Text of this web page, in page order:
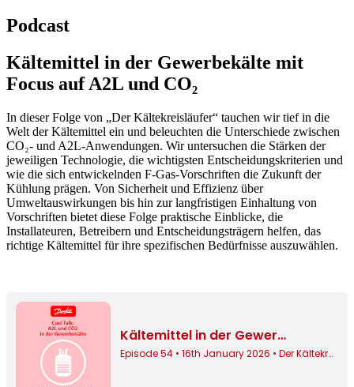
Podcast
Kältemittel in der Gewerbekälte mit
Focus auf A2L und CO₂
In dieser Folge von „Der Kältekreisläufer“ tauchen wir tief in die
Welt der Kältemittel ein und beleuchten die Unterschiede zwischen
CO₂- und A2L-Anwendungen. Wir untersuchen die Stärken der
jeweiligen Technologie, die wichtigsten Entscheidungskriterien und
wie die sich entwickelnden F-Gas-Vorschriften die Zukunft der
Kühlung prägen. Von Sicherheit und Effizienz über
Umweltauswirkungen bis hin zur langfristigen Einhaltung von
Vorschriften bietet diese Folge praktische Einblicke, die
Installateuren, Betreibern und Entscheidungsträgern helfen, das
richtige Kältemittel für ihre spezifischen Bedürfnisse auszuwählen.